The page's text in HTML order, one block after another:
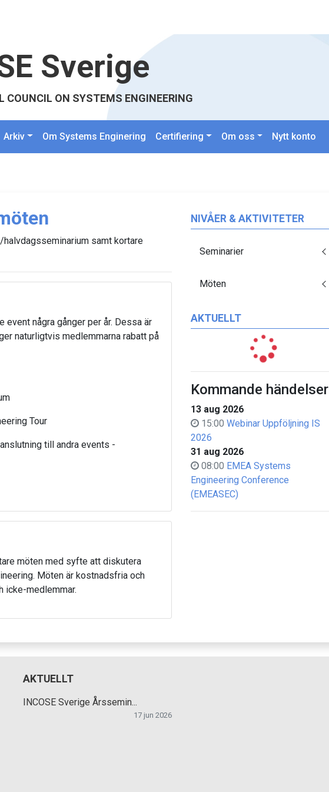
Sverige
COUNCIL ON SYSTEMS ENGINEERING
Arkiv Om Systems Enginering Certifiering Om oss Nytt konto
NIVÅER & AKTIVITETER
Seminarier
Möten
AKTUELLT
Kommande händelser
13 aug 2026
15:00 Webinar Uppföljning IS
2026
31 aug 2026
08:00 EMEA Systems
Engineering Conference
(EMEASEC)
samt kortare
event några gånger per år. Dessa är
naturligtvis medlemmarna rabatt på
Tour
till andra events -
möten med syfte att diskutera
Möten är kostnadsfria och
icke-medlemmar.
AKTUELLT
INCOSE Sverige Årssemin...
17 jun 2026